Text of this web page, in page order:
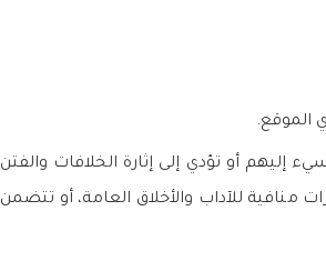
الموقع.
إليهم أو تؤدي إلى إثارة الخلافات والفتن
منافية للآداب والأخلاق العامة، أو تتضمن